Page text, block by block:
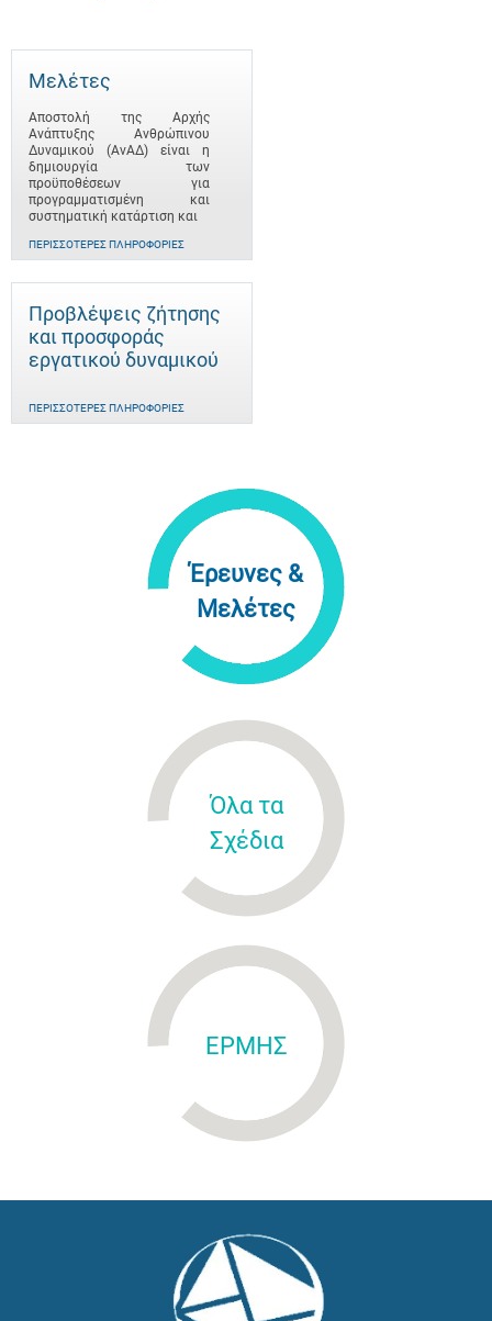
Μελέτες
Αποστολή της Αρχής
Ανάπτυξης Ανθρώπινου
Δυναμικού (ΑνΑΔ) είναι η
δημιουργία των
προϋποθέσεων για
προγραμματισμένη και
συστηματική κατάρτιση και
ΠΕΡΙΣΣΌΤΕΡΕΣ ΠΛΗΡΟΦΟΡΊΕΣ
Προβλέψεις ζήτησης
και προσφοράς
εργατικού δυναμικού
ΠΕΡΙΣΣΌΤΕΡΕΣ ΠΛΗΡΟΦΟΡΊΕΣ
Έρευνες &
Μελέτες
Όλα τα
Σχέδια
ΕΡΜΗΣ